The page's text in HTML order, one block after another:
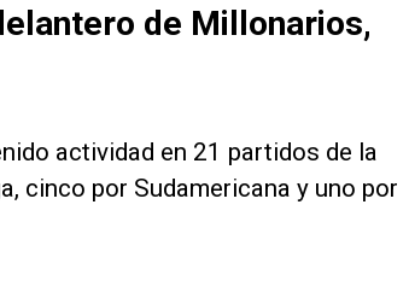
de Millonarios,
actividad en 21 partidos de la
cinco por Sudamericana y uno por